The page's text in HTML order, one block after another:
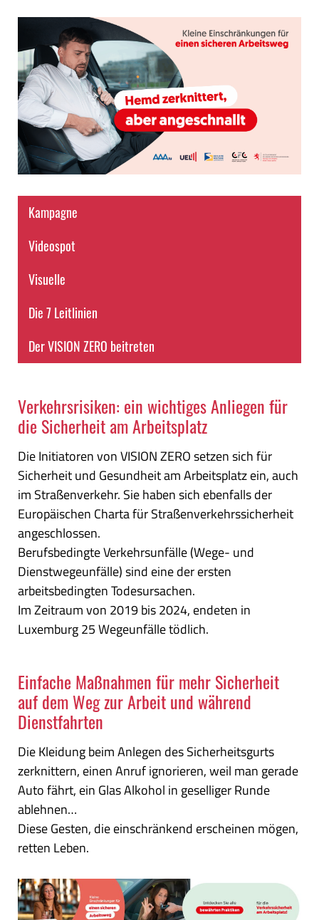
Kampagne
Videospot
Visuelle
Die 7 Leitlinien
Der VISION ZERO beitreten
Verkehrsrisiken: ein wichtiges Anliegen für
die Sicherheit am Arbeitsplatz
Die Initiatoren von VISION ZERO setzen sich für
Sicherheit und Gesundheit am Arbeitsplatz ein, auch
im Straßenverkehr. Sie haben sich ebenfalls der
Europäischen Charta für Straßenverkehrssicherheit
angeschlossen.
Berufsbedingte Verkehrsunfälle (Wege- und
Dienstwegeunfälle) sind eine der ersten
arbeitsbedingten Todesursachen.
Im Zeitraum von 2019 bis 2024, endeten in
Luxemburg 25 Wegeunfälle tödlich.
Einfache Maßnahmen für mehr Sicherheit
auf dem Weg zur Arbeit und während
Dienstfahrten
Die Kleidung beim Anlegen des Sicherheitsgurts
zerknittern, einen Anruf ignorieren, weil man gerade
Auto fährt, ein Glas Alkohol in geselliger Runde
ablehnen…
Diese Gesten, die einschränkend erscheinen mögen,
retten Leben.